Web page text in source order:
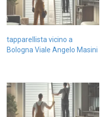
tapparellista vicino a
Bologna Viale Angelo Masini